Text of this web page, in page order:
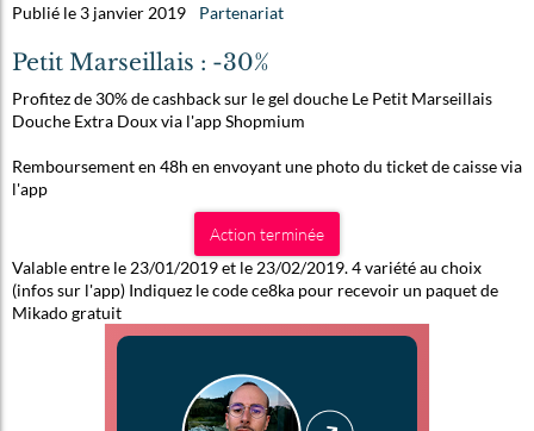
Publié le 3 janvier 2019 Partenariat
Petit Marseillais : -30%
Profitez de 30% de cashback sur le gel douche Le Petit Marseillais
Douche Extra Doux via l'app Shopmium
Remboursement en 48h en envoyant une photo du ticket de caisse via
l'app
Action terminée
Valable entre le 23/01/2019 et le 23/02/2019. 4 variété au choix
(infos sur l'app) Indiquez le code ce8ka pour recevoir un paquet de
Mikado gratuit